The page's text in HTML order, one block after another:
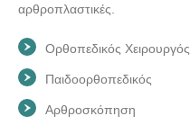
αρθροπλαστικές.
Ορθοπεδικός Χειρουργός
Παιδοορθοπεδικός
Αρθροσκόπηση